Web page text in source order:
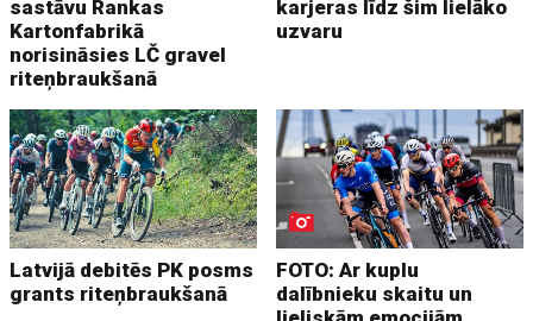
sastāvu Rankas
Kartonfabrikā
norisināsies LČ gravel
riteņbraukšanā
karjeras līdz šim lielāko
uzvaru
Latvijā debitēs PK posms
grants riteņbraukšanā
FOTO: Ar kuplu
dalībnieku skaitu un